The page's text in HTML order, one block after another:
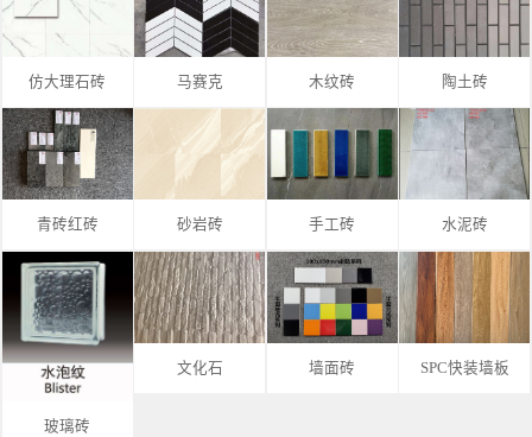
仿大理石砖 马赛克 木纹砖 陶土砖
青砖红砖 砂岩砖 手工砖 水泥砖
玻璃砖
文化石 墙面砖 SPC快装墙板